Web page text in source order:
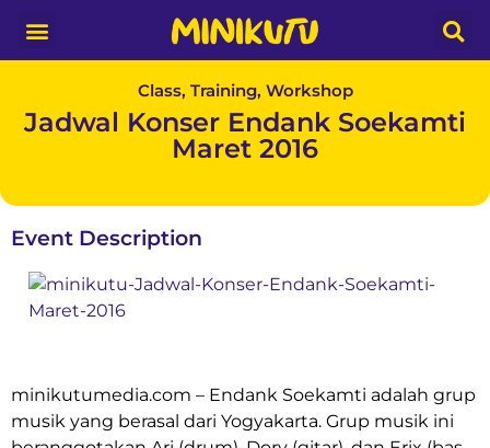
Class, Training, Workshop
Jadwal Konser Endank Soekamti
Maret 2016
Event Description
minikutumedia.com – Endank Soekamti adalah grup
musik yang berasal dari Yogyakarta. Grup musik ini